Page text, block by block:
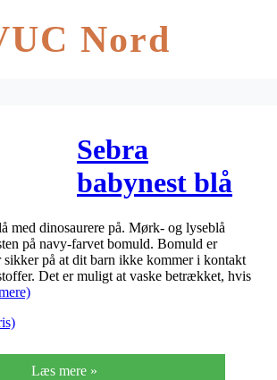
Nord
Sebra
babynest blå
DINO
med dinosaurere på. Mørk- og lyseblå
på navy-farvet bomuld. Bomuld er
sikker på at dit barn ikke kommer i kontakt
Det er muligt at vaske betrækket, hvis
Læs mere »